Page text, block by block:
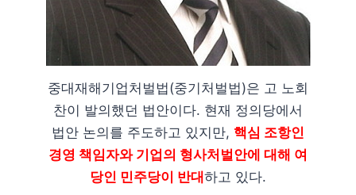
중대재해기업처벌법(중기처벌법)은 고 노회
찬이 발의했던 법안이다. 현재 정의당에서
법안 논의를 주도하고 있지만, 핵심 조항인
경영 책임자와 기업의 형사처벌안에 대해 여
당인 민주당이 반대하고 있다.